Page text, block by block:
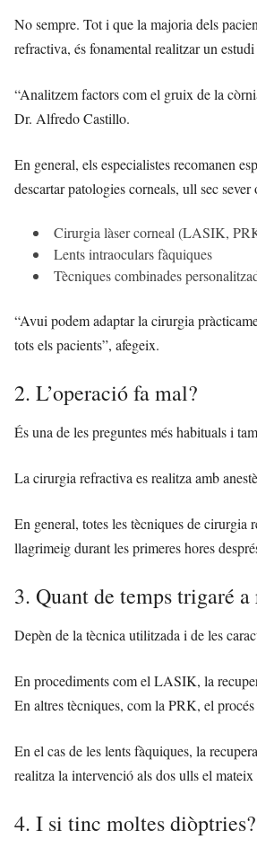
No sempre. Tot i que la majoria dels
refractiva, és fonamental realitzar un
“Analitzem factors com el gruix de la
Dr. Alfredo Castillo.
En general, els especialistes recomanen
descartar patologies corneals, ull sec
Cirurgia làser corneal (LASIK,
Lents intraoculars fàquiques
Tècniques combinades
“Avui podem adaptar la cirurgia
tots els pacients”, afegeix.
2. L’operació fa mal?
És una de les preguntes més habituals i
La cirurgia refractiva es realitza amb
En general, totes les tècniques de cirurgia
llagrimeig durant les primeres hores
3. Quant de temps trigaré
Depèn de la tècnica utilitzada i de les
En procediments com el LASIK, la
En altres tècniques, com la PRK, el
En el cas de les lents fàquiques, la
realitza la intervenció als dos ulls el mateix
4. I si tinc moltes diòptries?